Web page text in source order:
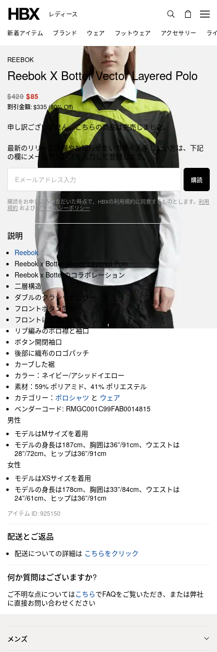
レディース
新着アイテム ブランド ウェア フットウェア アクセサリー ラ
REEBOK
Reebok X Botter Vector Layered Polo
$420 $85
割引金額: $335 (80% Off)
申し訳ございません、こちらの商品は完売しました。
最新のリリース情報やお知らせをいち早く入手したい方は、下記
の欄にメールアドレスを入力して登録しよう。
購読
購読をお申し込みいただいた時点で、HBXの利用規約に同意するものとします。 利用
規約 および プライバシーポリシー
説明
Reebok
Reebok x Botter Vector Layered Polo
Reebok x Botterのコラボレーション
二層構造
ダブルのクラシックカラー
フロントボタン開閉
フロントにロゴパッチ
リブ編みのポロ襟と袖口
ボタン開閉袖口
後部に織布のロゴパッチ
カーブした裾
カラー：ネイビー/アシッドイエロー
素材：59% ポリアミド、41% ポリエステル
カテゴリー： ポロシャツ と ウェア
ベンダーコード: RMGC001C99FAB0014815
男性
モデルはMサイズを着用
モデルの身長は187cm、胸囲は36”/91cm、ウエストは
28”/72cm、ヒップは36”/91cm
女性
モデルはXSサイズを着用
モデルの身長は178cm、胸囲は33”/84cm、ウエストは
24”/61cm、ヒップは36”/91cm
アイテム ID: 925150
配送とご返品
配送についての詳細は こちらをクリック
何か質問はございますか?
ご不明な点についてはこちらでFAQをご覧いただき、または弊社
に直接お問い合わせください
メンズ